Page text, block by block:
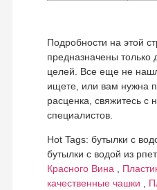
Подробности на этой
предназначены только
целей. Все еще не
ищете, или вам нужна
расценка, свяжитесь с
специалистов.
Hot Tags: бутылки с
бутылки с водой из
Красного Вина ,
качественные чашки ,